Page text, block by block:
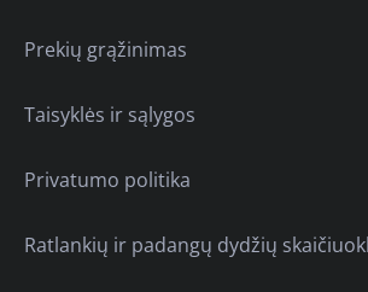
Prekių grąžinimas
Taisyklės ir sąlygos
Privatumo politika
Ratlankių ir padangų dydžių